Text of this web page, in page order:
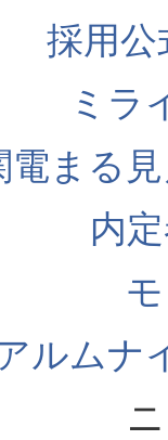
採用公
ミラ
電まる
内
アルム